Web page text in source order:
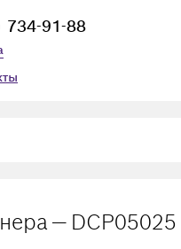
734-91-88
— DCP05025